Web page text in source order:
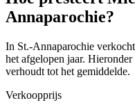
Annaparochie?
In St.-Annaparochie
het afgelopen jaar.
verhoudt tot het gemiddelde.
Verkoopprijs